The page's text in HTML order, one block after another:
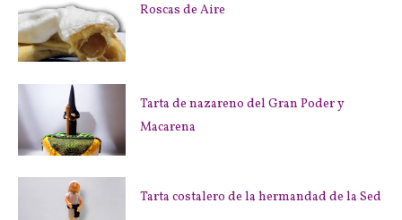
Roscas de Aire
Tarta de nazareno del Gran Poder y
Macarena
Tarta costalero de la hermandad de la Sed